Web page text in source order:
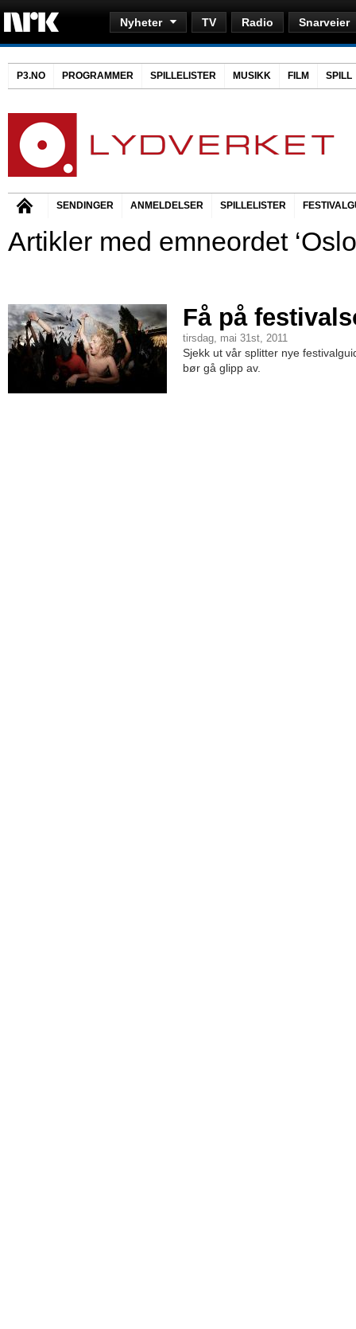
Nyheter TV Radio Snarveier
P3.NO PROGRAMMER SPILLELISTER MUSIKK FILM SPILL
SENDINGER ANMELDELSER SPILLELISTER
Artikler med emneordet
Få på
tirsdag, mai 31st, 2011
Sjekk ut vår splitter nye
bør gå glipp av.